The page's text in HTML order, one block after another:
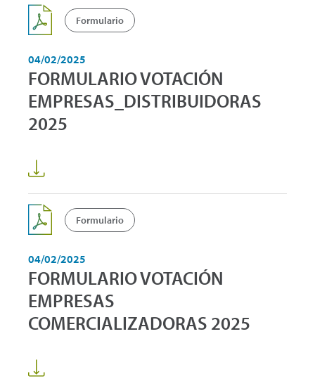
Formulario
04/02/2025
FORMULARIO VOTACIÓN
EMPRESAS_DISTRIBUIDORAS
2025
Formulario
04/02/2025
FORMULARIO VOTACIÓN
EMPRESAS
COMERCIALIZADORAS 2025